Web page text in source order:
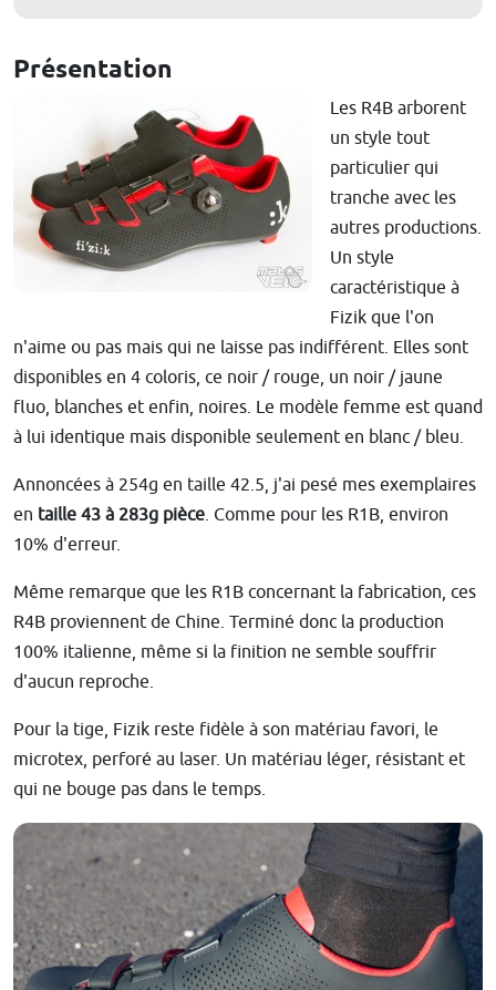
Présentation
Les R4B arborent
un style tout
particulier qui
tranche avec les
autres productions.
Un style
caractéristique à
Fizik que l'on
n'aime ou pas mais qui ne laisse pas indifférent. Elles sont
disponibles en 4 coloris, ce noir / rouge, un noir / jaune
fluo, blanches et enfin, noires. Le modèle femme est quand
à lui identique mais disponible seulement en blanc / bleu.
Annoncées à 254g en taille 42.5, j'ai pesé mes exemplaires
en taille 43 à 283g pièce. Comme pour les R1B, environ
10% d'erreur.
Même remarque que les R1B concernant la fabrication, ces
R4B proviennent de Chine. Terminé donc la production
100% italienne, même si la finition ne semble souffrir
d'aucun reproche.
Pour la tige, Fizik reste fidèle à son matériau favori, le
microtex, perforé au laser. Un matériau léger, résistant et
qui ne bouge pas dans le temps.